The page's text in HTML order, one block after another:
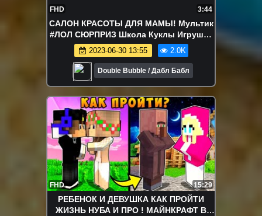
FHD 3:44
САЛОН КРАСОТЫ ДЛЯ МАМЫ! Мультик
#ЛОЛ СЮРПРИЗ Школа Куклы Игрушки
Для девочек
2023-06-30 13:55 2.0K
Double Bubble / Дабл Бабл
FHD 15:29
РЕБЕНОК И ДЕВУШКА КАК ПРОЙТИ
ЖИЗНЬ НУБА И ПРО ! МАЙНКРАФТ В